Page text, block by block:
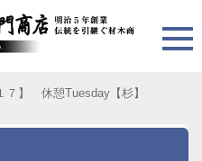
７】 休憩Tuesday【杉】